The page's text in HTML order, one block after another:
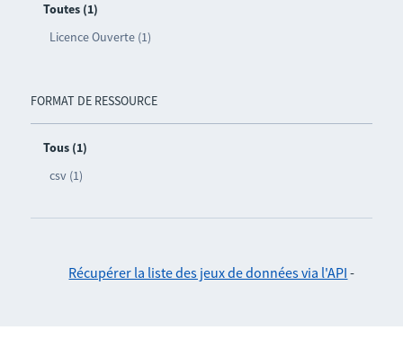
Toutes (1)
Licence Ouverte (1)
FORMAT DE RESSOURCE
Tous (1)
csv (1)
Récupérer la liste des jeux de données via l'API -